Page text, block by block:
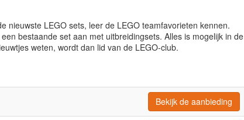
nieuwste LEGO sets, leer de LEGO teamfavorieten kennen.
bestaande set aan met uitbreidingsets. Alles is mogelijk in de
weten, wordt dan lid van de LEGO-club.
Bekijk de aanbieding